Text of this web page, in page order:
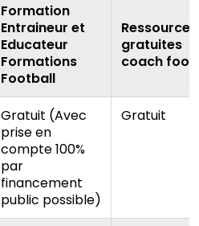
Formation
Entraineur et
Educateur
Formations
Football
Ressources
gratuites
coach
Gratuit (Avec
prise en
compte 100%
par
financement
public possible)
Gratuit